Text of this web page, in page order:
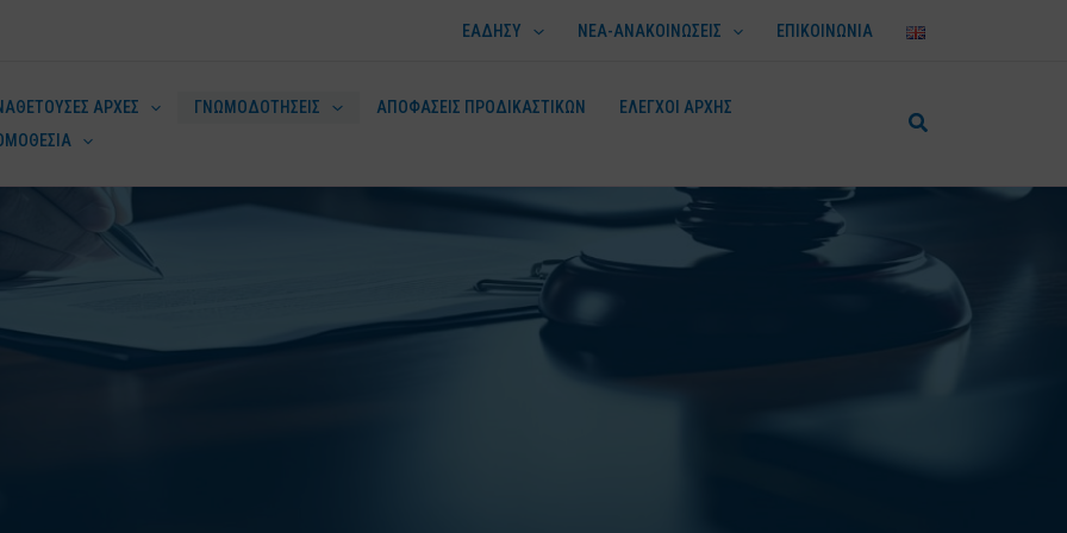
ΕΑΔΗΣΥ ΝΕΑ-ΑΝΑΚΟΙΝΩΣΕΙΣ ΕΠΙΚΟΙΝΩΝΙΑ
ΑΡΧΕΣ ΓΝΩΜΟΔΟΤΗΣΕΙΣ ΑΠΟΦΑΣΕΙΣ ΠΡΟΔΙΚΑΣΤΙΚΩΝ
ΕΛΕΓΧΟΙ ΑΡΧΗΣ